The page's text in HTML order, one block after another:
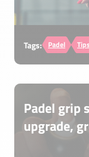
Tags: Padel Tips
Padel grip
upgrade,